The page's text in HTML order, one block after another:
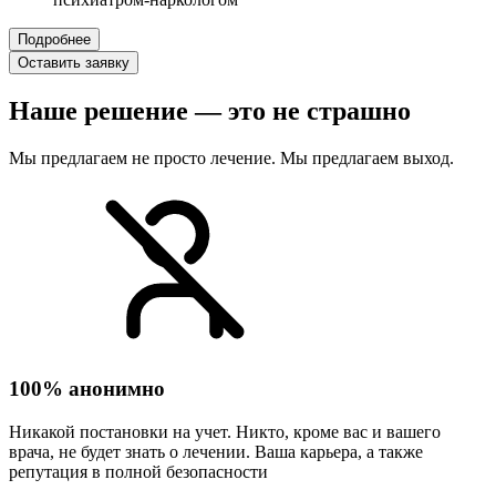
Подробнее
Оставить заявку
Наше решение — это не страшно
Мы предлагаем не просто лечение. Мы предлагаем выход.
100% анонимно
Никакой постановки на учет. Никто, кроме вас и вашего
врача, не будет знать о лечении. Ваша карьера, а также
репутация в полной безопасности